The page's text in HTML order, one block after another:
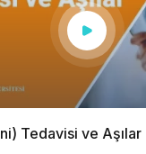
Tedavisi ve Aşılar